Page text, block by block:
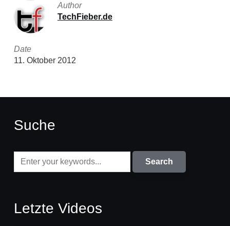
Author
TechFieber.de
Date
11. Oktober 2012
Suche
Letzte Videos